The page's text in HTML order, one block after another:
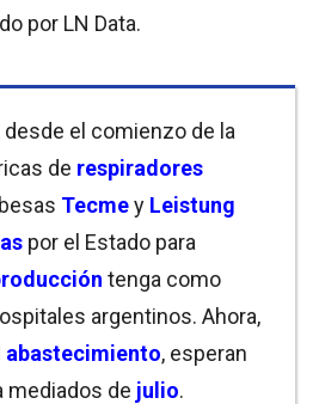
por LN Data.
desde el comienzo de la
de respiradores
Tecmey Leistung
por el Estado para
tenga como
argentinos. Ahora,
abastecimiento, esperan
mediados de julio.